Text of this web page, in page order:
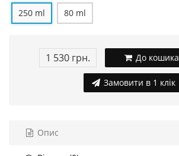
250 ml
80 ml
1 530 грн. До кошика
Замовити в 1 клік
Опис